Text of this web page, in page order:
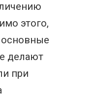
этого,
делают
при